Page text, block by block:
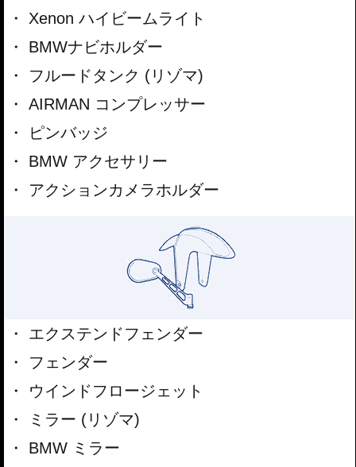
Xenon ハイビームライト
BMWナビホルダー
フルードタンク (リゾマ)
AIRMAN コンプレッサー
ピンバッジ
BMW アクセサリー
アクションカメラホルダー
エクステンドフェンダー
フェンダー
ウインドフロージェット
ミラー (リゾマ)
BMW ミラー